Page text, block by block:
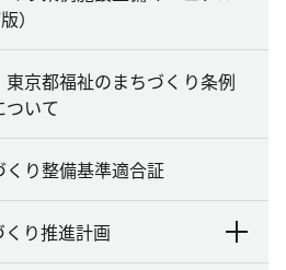
）
東京都福祉のまちづくり条例
ついて
り整備基準適合証
り推進計画